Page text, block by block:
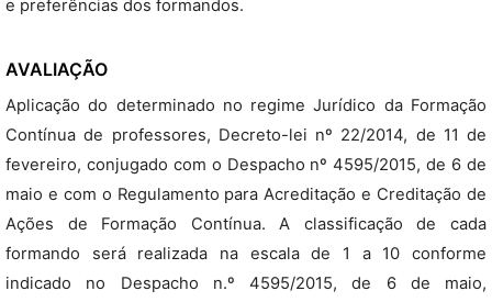
e preferências dos formandos.
AVALIAÇÃO
Aplicação do determinado no regime Jurídico da Formação
Contínua de professores, Decreto-lei nº 22/2014, de 11 de
fevereiro, conjugado com o Despacho nº 4595/2015, de 6 de
maio e com o Regulamento para Acreditação e Creditação de
Ações de Formação Contínua. A classificação de cada
formando será realizada na escala de 1 a 10 conforme
indicado no Despacho n.º 4595/2015, de 6 de maio,